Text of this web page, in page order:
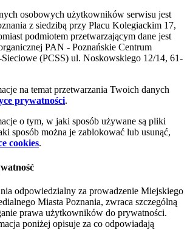
osobowych użytkowników serwisu jest
z siedzibą przy Placu Kolegiackim 17,
podmiotem przetwarzającym dane jest
PAN - Poznańskie Centrum
(PCSS) ul. Noskowskiego 12/14, 61-
na temat przetwarzania Twoich danych
prywatności.
o tym, w jaki sposób używane są pliki
sposób można je zablokować lub usunąć,
cookies.
odpowiedzialny za prowadzenie Miejskiego
Miasta Poznania, zwraca szczególną
prawa użytkowników do prywatności.
poniżej opisuje za co odpowiadają